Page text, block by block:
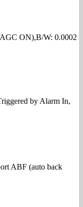
ON),B/W: 0.0002
by Alarm In,
ABF (auto back